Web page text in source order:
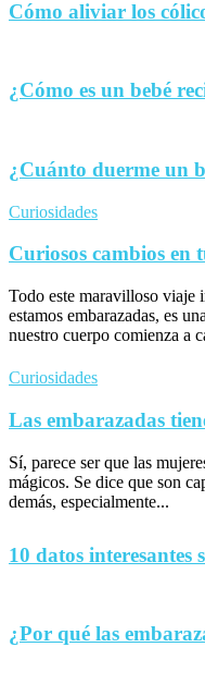
Cómo aliviar los
¿Cómo es un bebé
¿Cuánto duerme un
Curiosidades
Curiosos cambios en
Todo este maravilloso viaje
estamos embarazadas, es
nuestro cuerpo comienza a
Curiosidades
Las embarazadas
Sí, parece ser que las
mágicos. Se dice que son
demás, especialmente...
10 datos interesantes
¿Por qué las